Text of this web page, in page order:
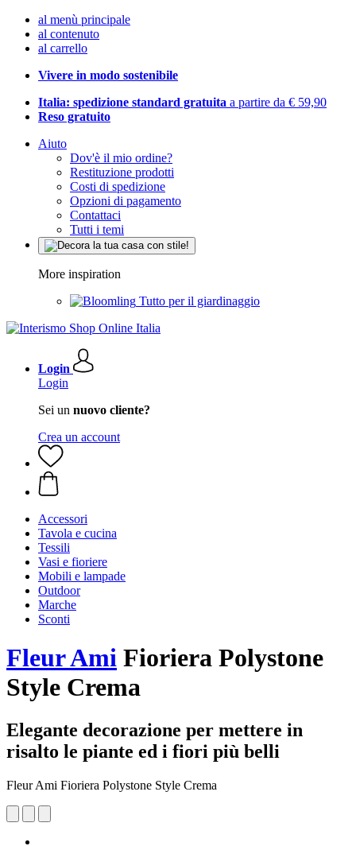
al menù principale
al contenuto
al carrello
Vivere in modo sostenibile
Italia: spedizione standard gratuita a partire da € 59,90
Reso gratuito
Aiuto
Dov'è il mio ordine?
Restituzione prodotti
Costi di spedizione
Opzioni di pagamento
Contattaci
Tutti i temi
More inspiration
Tutto per il giardinaggio
Login
Login
Sei un nuovo cliente?
Crea un account
Accessori
Tavola e cucina
Tessili
Vasi e fioriere
Mobili e lampade
Outdoor
Marche
Sconti
Fleur Ami Fioriera Polystone
Style Crema
Elegante decorazione per mettere in
risalto le piante ed i fiori più belli
Fleur Ami Fioriera Polystone Style Crema